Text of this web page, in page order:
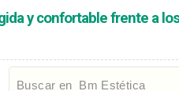
y confortable frente a